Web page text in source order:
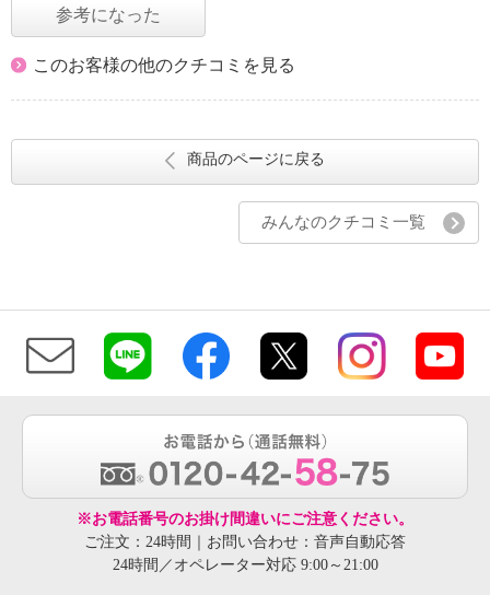
参考になった
このお客様の他のクチコミを見る
商品のページに戻る
みんなのクチコミ一覧
※お電話番号のお掛け間違いにご注意ください。
ご注文：24時間｜お問い合わせ：音声自動応答
24時間／オペレーター対応 9:00～21:00